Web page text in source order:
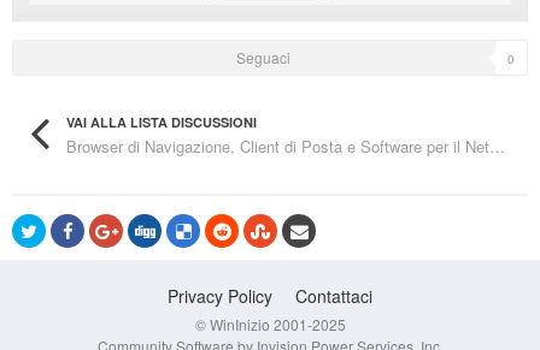
Seguaci 0
VAI ALLA LISTA DISCUSSIONI
Browser di Navigazione, Client di Posta e Software per il Networking
Privacy Policy Contattaci
© WinInizio 2001-2025
Community Software by Invision Power Services, Inc.